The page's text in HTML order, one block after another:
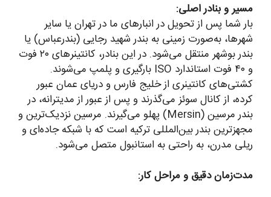
مسیر و بنادر اصلی:
بار شما پس از تحویل در انبارهای ما در تهران یا سایر
شهرها، به‌صورت زمینی به بندر شهید رجایی (بندرعباس) یا
بندر بوشهر منتقل می‌شود. در این بنادر، کانتینرهای ۲۰ فوت
و ۴۰ فوت استاندارد ISO بارگیری و پلمپ می‌شوند.
کشتی‌های کانتینری از خلیج فارس و دریای عمان عبور
کرده، از کانال سوئز می‌گذرند و پس از عبور از مدیترانه، در
بندر مرسین (Mersin) پهلو می‌گیرند. مرسین نزدیک‌ترین و
مجهزترین بندر بین‌المللی ترکیه است که با شبکه جاده‌ای و
ریلی مدرن، به راحتی به استانبول متصل می‌شود.
مدت‌زمان دقیق و مراحل کار: